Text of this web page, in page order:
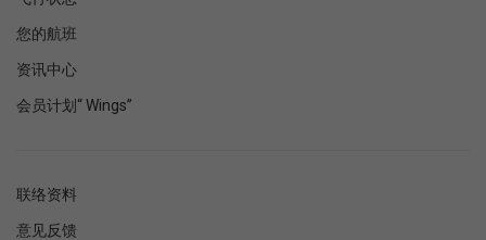
您的航班
资讯中心
会员计划“ Wings”
联络资料
意见反馈